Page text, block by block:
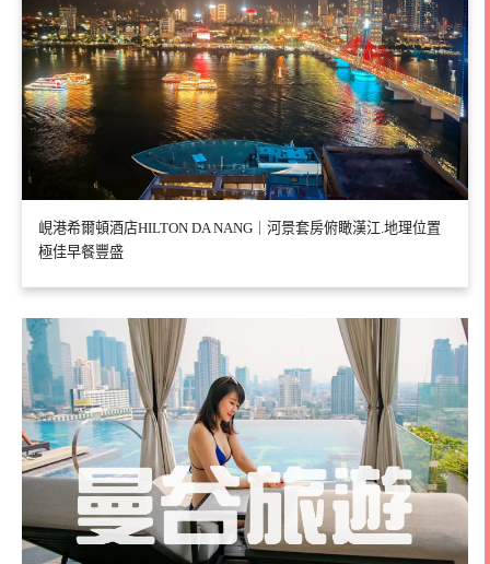
峴港希爾頓酒店HILTON DA NANG｜河景套房俯瞰漢江.地理位置
極佳早餐豐盛